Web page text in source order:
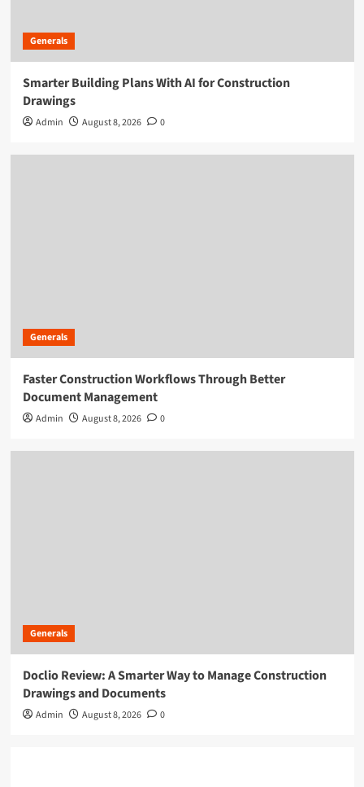
Generals
Smarter Building Plans With AI for Construction
Drawings
Admin August 8, 2026 0
Generals
Faster Construction Workflows Through Better
Document Management
Admin August 8, 2026 0
Generals
Doclio Review: A Smarter Way to Manage Construction
Drawings and Documents
Admin August 8, 2026 0